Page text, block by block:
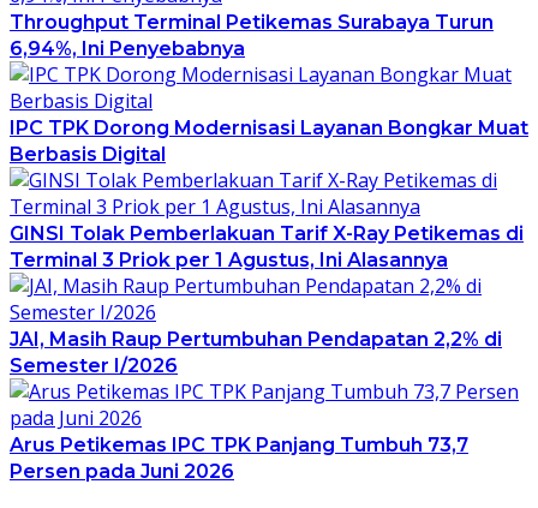
Throughput Terminal Petikemas Surabaya Turun
6,94%, Ini Penyebabnya
IPC TPK Dorong Modernisasi Layanan Bongkar Muat
Berbasis Digital
GINSI Tolak Pemberlakuan Tarif X-Ray Petikemas di
Terminal 3 Priok per 1 Agustus, Ini Alasannya
JAI, Masih Raup Pertumbuhan Pendapatan 2,2% di
Semester I/2026
Arus Petikemas IPC TPK Panjang Tumbuh 73,7
Persen pada Juni 2026